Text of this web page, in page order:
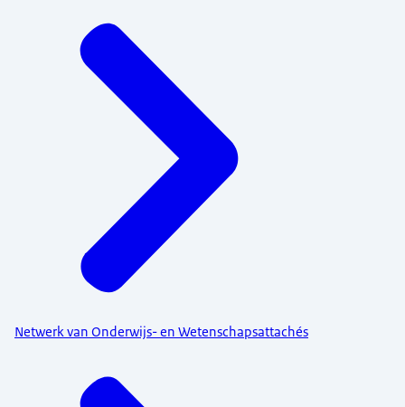
Netwerk van Onderwijs- en Wetenschapsattachés